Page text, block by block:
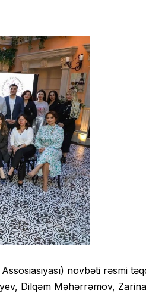
növbəti rəsmi
Dilqəm Məhərrəmov,